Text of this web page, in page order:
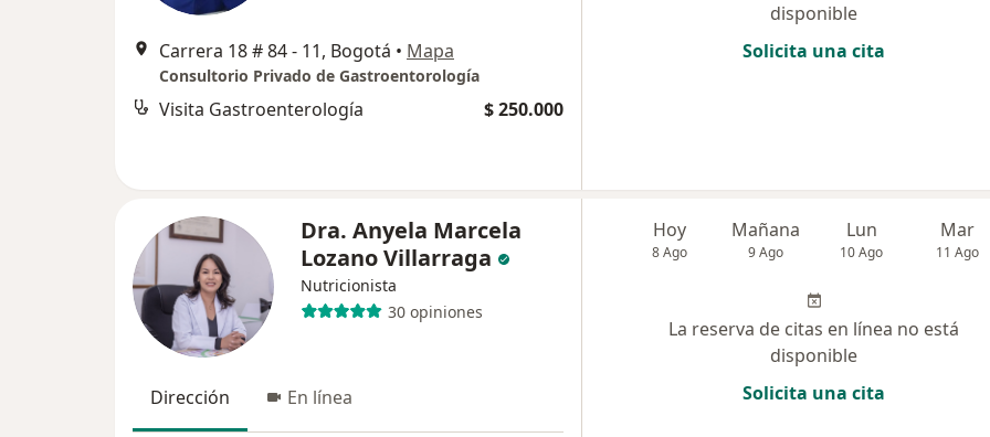
Carrera 18 # 84 - 11, Bogotá • Mapa
Consultorio Privado de Gastroentorología
Visita Gastroenterología $ 250.000
disponible
Solicita una cita
Dra. Anyela Marcela
Lozano Villarraga
Nutricionista
30 opiniones
Dirección En línea
Hoy
8 Ago
Mañana
9 Ago
Lun
10 Ago
Mar
11 Ago
La reserva de citas en línea no está
disponible
Solicita una cita